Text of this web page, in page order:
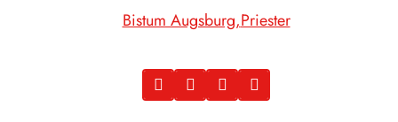
Bistum Augsburg Priester